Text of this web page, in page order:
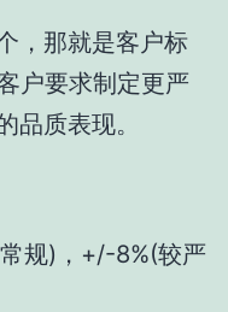
，那就是客户标
户要求制定更严
品质表现。
规)，+/-8%(较严